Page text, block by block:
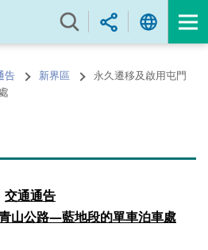
告 新界區
永久遷移及啟用屯門
交通通告
山公路—藍地段的單車泊車處